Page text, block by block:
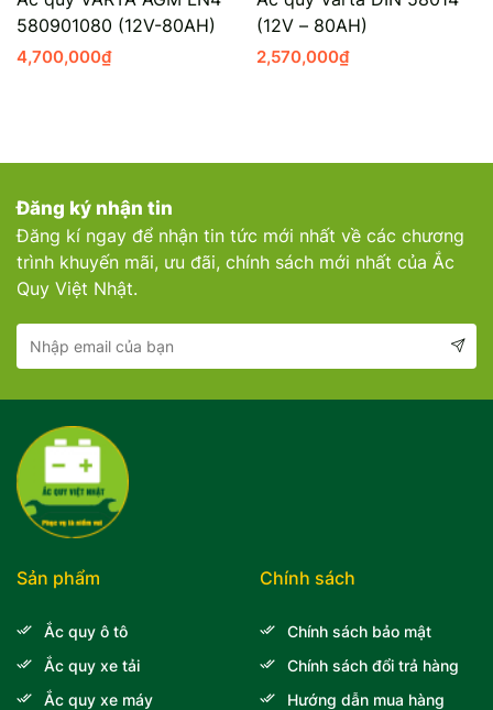
580901080 (12V-80AH)
4,700,000₫
(12V – 80AH)
2,570,000₫
Đăng ký nhận tin
Đăng kí ngay để nhận tin tức mới nhất về các chương
trình khuyến mãi, ưu đãi, chính sách mới nhất của Ắc
Quy Việt Nhật.
Sản phẩm
Ắc quy ô tô
Ắc quy xe tải
Ắc quy xe máy
Chính sách
Chính sách bảo mật
Chính sách đổi trả hàng
Hướng dẫn mua hàng